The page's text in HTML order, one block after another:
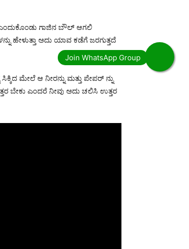
ಎಂದುಕೊಂಡು ಗಾಜಿನ ಬೌಲ್ ಆಗಲಿ
ಹೇಳುತ್ತಾ ಅದು ಯಾವ ಕಡೆಗೆ ಜರಗುತ್ತದೆ
ಮೇಲೆ ಆ ನೀರನ್ನು ಮತ್ತು ಪೇಪರ್ ನ್ನು
ಬೇಕು ಎಂದರೆ ನೀವು ಅದು ಚಲಿಸಿ ಉತ್ತರ